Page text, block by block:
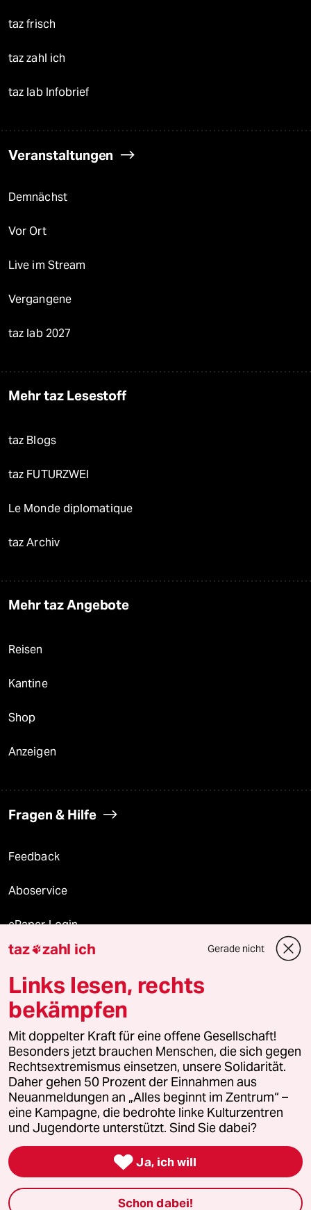
taz frisch
taz zahl ich
taz lab Infobrief
Veranstaltungen
Demnächst
Vor Ort
Live im Stream
Vergangene
taz lab 2027
Mehr taz Lesestoff
taz Blogs
taz FUTURZWEI
Le Monde diplomatique
taz Archiv
Mehr taz Angebote
Reisen
Kantine
Shop
Anzeigen
Fragen & Hilfe
Feedback
Aboservice
ePaper Login
Downloads für Abonnierende
© 2026 taz Verlags und Vertriebs GmbH
Alle Rechte vorbehalten. Bei rechtlichen Fragen oder für Genehmigungen
wenden Sie sich bitte an lizenzen@taz.de
Feedback Redaktionsstatut Kommune-Richtlinien
Leitlinie Informant Datenschutz Impressum AGB
Seitenwende Einwilligungen widerrufen (Ads)
taz zahl ich Gerade nicht
Links lesen, rechts
bekämpfen
Mit doppelter Kraft für eine offene Gesellschaft!
Besonders jetzt brauchen Menschen, die sich gegen
Rechtsextremismus einsetzen, unsere Solidarität.
Daher gehen 50 Prozent der Einnahmen aus
Neuanmeldungen an „Alles beginnt im Zentrum“ –
eine Kampagne, die bedrohte linke Kulturzentren
und Jugendorte unterstützt. Sind Sie dabei?
 Ja, ich will
Schon dabei!